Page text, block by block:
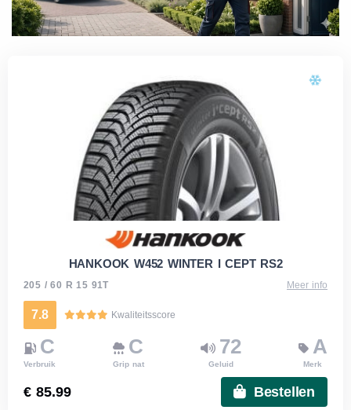
HANKOOK W452 WINTER I CEPT RS2
205 / 60 R 15 91T Meer info
7.8 Kwaliteitsscore
C
Verbruik
C
Grip nat
72
Geluid
A
Merk
€ 85.99 Bestellen